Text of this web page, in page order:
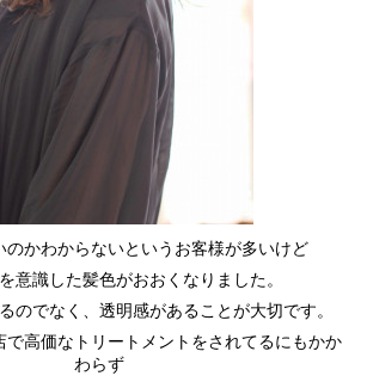
のかわからないというお客様が多いけど
意識した髪色がおおくなりました。
のでなく、透明感があることが大切です。
で高価なトリートメントをされてるにもかか
わらず